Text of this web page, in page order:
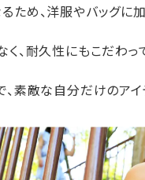
ため、洋服やバッグに加
、耐久性にもこだわっ
、素敵な自分だけのア